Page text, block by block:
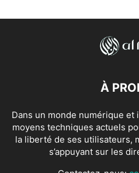
À
Dans un monde numérique et
moyens techniques actuels
la liberté de ses utilisateurs,
s’appuyant sur les